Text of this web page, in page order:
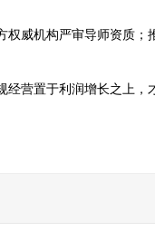
威机构严审导师资质；
营置于利润增长之上